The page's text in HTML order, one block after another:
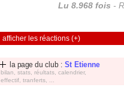
Lu 8.968 fois -
afficher les réactions (+)
la page du club : St Etienne
bilan, stats, réultats, calendrier,
effectif, tranferts, ...